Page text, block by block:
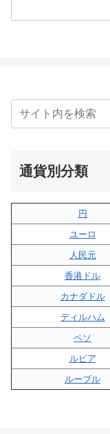
通貨別分類
円
ユーロ
人民元
香港ドル
カナダドル
ディルハム
ペソ
ルピア
ルーブル